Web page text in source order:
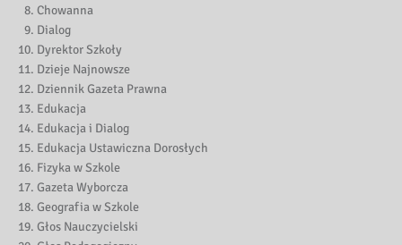
Chowanna
Dialog
Dyrektor Szkoły
Dzieje Najnowsze
Dziennik Gazeta Prawna
Edukacja
Edukacja i Dialog
Edukacja Ustawiczna Dorosłych
Fizyka w Szkole
Gazeta Wyborcza
Geografia w Szkole
Głos Nauczycielski